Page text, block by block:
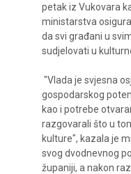
petak iz Vukovara
ministarstva
da svi građani u
sudjelovati u
"Vlada je svjesna
gospodarskog
kao i potrebe
razgovarali što u
kulture", kazala je
svog dvodnevnog
županiji, a nakon